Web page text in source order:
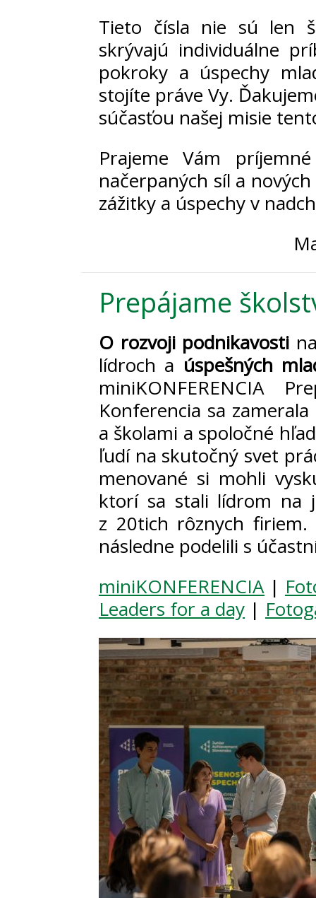
Tieto čísla nie sú len
skrývajú individuálne
pokroky a úspechy
stojíte práve Vy.
súčasťou našej misie
Prajeme Vám
načerpaných síl a
zážitky a úspechy v
Prepájame
O rozvoji podnikavosti
lídroch a úspešných
miniKONFERENCIA
Konferencia sa
a školami a spoločné
ľudí na skutočný svet
menované si mohli
ktorí sa stali lídrom na
z 20tich rôznych firiem.
následne podelili s
miniKONFERENCIA |
Leaders for a day |